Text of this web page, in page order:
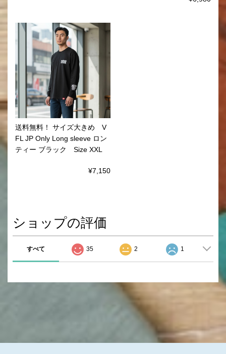
送料無料！ サイズ大きめ V
FL JP Only Long sleeve ロン
ティー ブラック Size XXL
¥7,150
ショップの評価
すべて 35 2 1